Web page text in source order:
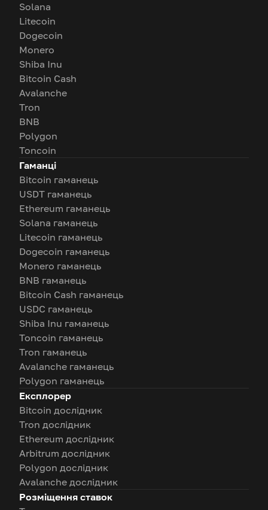
Solana
Litecoin
Dogecoin
Monero
Shiba Inu
Bitcoin Cash
Avalanche
Tron
BNB
Polygon
Toncoin
Гаманці
Bitcoin гаманець
USDT гаманець
Ethereum гаманець
Solana гаманець
Litecoin гаманець
Dogecoin гаманець
Monero гаманець
BNB гаманець
Bitcoin Cash гаманець
USDC гаманець
Shiba Inu гаманець
Toncoin гаманець
Tron гаманець
Avalanche гаманець
Polygon гаманець
Експлорер
Bitcoin дослідник
Tron дослідник
Ethereum дослідник
Arbitrum дослідник
Polygon дослідник
Avalanche дослідник
Розміщення ставок